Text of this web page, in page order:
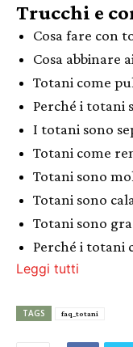
Trucchi e
Cosa fare con
Cosa abbinare
Totani come
Perché i totani
I totani sono
Totani come
Totani sono
Totani sono
Totani sono
Perché i totani
Leggi tutti
TAGS faq_totani